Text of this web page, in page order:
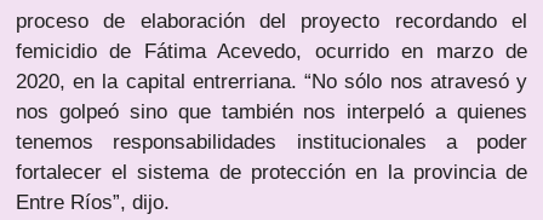
proceso de elaboración del proyecto recordando el
femicidio de Fátima Acevedo, ocurrido en marzo de
2020, en la capital entrerriana. “No sólo nos atravesó y
nos golpeó sino que también nos interpeló a quienes
tenemos responsabilidades institucionales a poder
fortalecer el sistema de protección en la provincia de
Entre Ríos”, dijo.